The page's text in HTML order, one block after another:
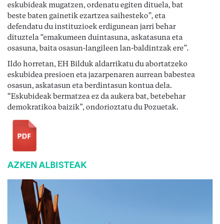
eskubideak mugatzen, ordenatu egiten dituela, bat
beste baten gainetik ezartzea saihesteko”, eta
defendatu du instituzioek erdigunean jarri behar
dituztela “emakumeen duintasuna, askatasuna eta
osasuna, baita osasun-langileen lan-baldintzak ere”.
Ildo horretan, EH Bilduk aldarrikatu du abortatzeko
eskubidea presioen eta jazarpenaren aurrean babestea
osasun, askatasun eta berdintasun kontua dela.
“Eskubideak bermatzea ez da aukera bat, betebehar
demokratikoa baizik”, ondorioztatu du Pozuetak.
AZKEN ALBISTEAK